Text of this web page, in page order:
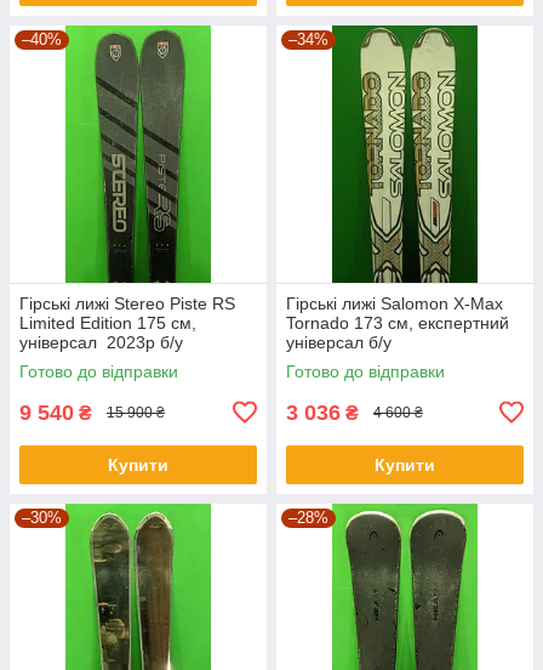
–40%
Гірські лижі Stereo Piste RS
Limited Edition 175 см,
універсал 2023р б/у
Готово до відправки
9 540 ₴ 15 900 ₴
Купити
–34%
Гірські лижі Salomon X-Max
Tornado 173 см, експертний
універсал б/у
Готово до відправки
3 036 ₴ 4 600 ₴
Купити
–30% –28%